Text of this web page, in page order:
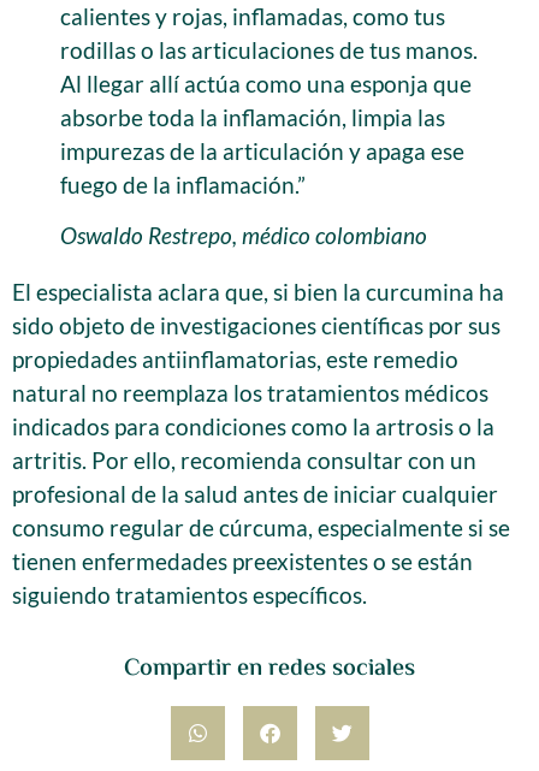
Compartir en redes sociales
calientes y rojas, inflamadas, como tus
rodillas o las articulaciones de tus manos.
Al llegar allí actúa como una esponja que
absorbe toda la inflamación, limpia las
impurezas de la articulación y apaga ese
fuego de la inflamación.”
Oswaldo Restrepo, médico colombiano
El especialista aclara que, si bien la curcumina ha
sido objeto de investigaciones científicas por sus
propiedades antiinflamatorias, este remedio
natural no reemplaza los tratamientos médicos
indicados para condiciones como la artrosis o la
artritis. Por ello, recomienda consultar con un
profesional de la salud antes de iniciar cualquier
consumo regular de cúrcuma, especialmente si se
tienen enfermedades preexistentes o se están
siguiendo tratamientos específicos.